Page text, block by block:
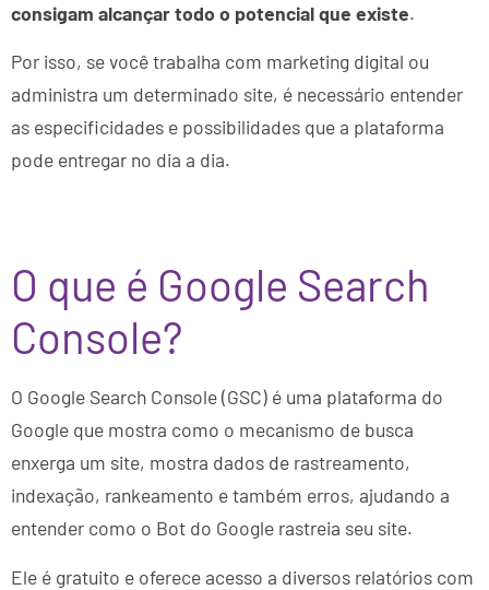
consigam alcançar todo o potencial que existe.
Por isso, se você trabalha com marketing digital ou
administra um determinado site, é necessário entender
as especificidades e possibilidades que a plataforma
pode entregar no dia a dia.
O que é Google Search
Console?
O Google Search Console (GSC) é uma plataforma do
Google que mostra como o mecanismo de busca
enxerga um site, mostra dados de rastreamento,
indexação, rankeamento e também erros, ajudando a
entender como o Bot do Google rastreia seu site.
Ele é gratuito e oferece acesso a diversos relatórios com